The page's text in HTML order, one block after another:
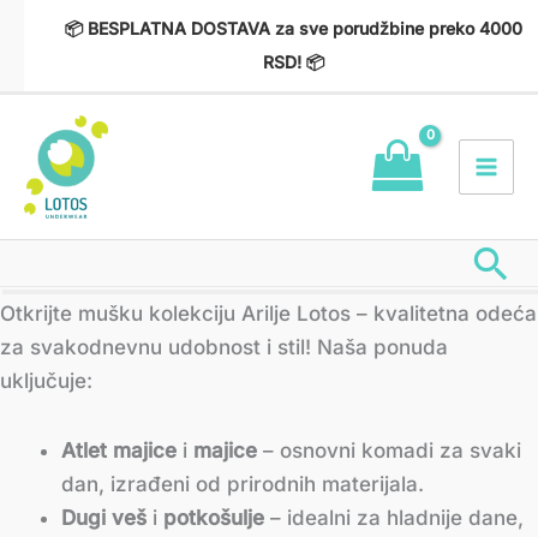
📦 BESPLATNA DOSTAVA za sve porudžbine preko 4000
RSD! 📦
Otkrijte mušku kolekciju Arilje Lotos – kvalitetna odeća
za svakodnevnu udobnost i stil! Naša ponuda
uključuje:
Atlet majice i majice – osnovni komadi za svaki
dan, izrađeni od prirodnih materijala.
Dugi veš i potkošulje – idealni za hladnije dane,
Сортирано
по
најновијем